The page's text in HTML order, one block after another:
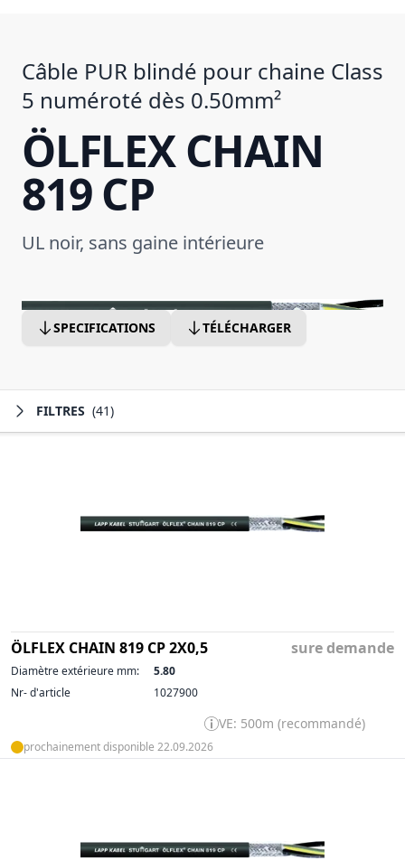
Câble PUR blindé pour chaine Class
5 numéroté dès 0.50mm²
ÖLFLEX CHAIN
819 CP
UL noir, sans gaine intérieure
SPECIFICATIONS TÉLÉCHARGER
FILTRES (41)
ÖLFLEX CHAIN 819 CP 2X0,5 sure demande
Diamètre extérieure mm:
5.80
Nr- d'article
1027900
VE: 500m (recommandé)
prochainement disponible 22.09.2026